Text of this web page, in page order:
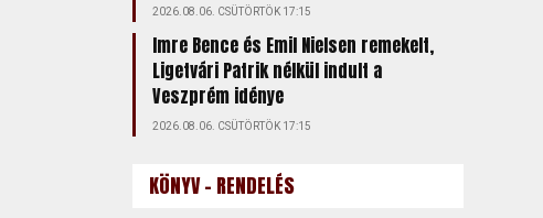
2026.08.06. CSÜTÖRTÖK 17:15
Imre Bence és Emil Nielsen remekelt,
Ligetvári Patrik nélkül indult a
Veszprém idénye
2026.08.06. CSÜTÖRTÖK 17:15
KÖNYV - RENDELÉS